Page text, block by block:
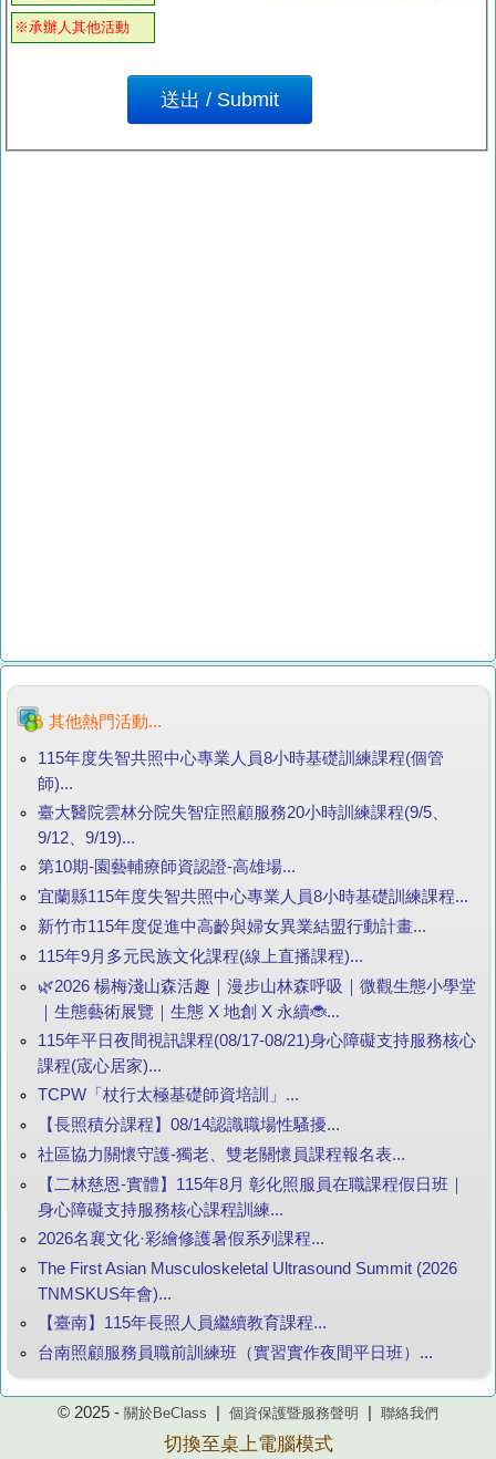
※承辦人其他活動
其他熱門活動...
115年度失智共照中心專業人員8小時基礎訓練課程(個管
師)...
臺大醫院雲林分院失智症照顧服務20小時訓練課程(9/5、
9/12、9/19)...
第10期-園藝輔療師資認證-高雄場...
宜蘭縣115年度失智共照中心專業人員8小時基礎訓練課程...
新竹市115年度促進中高齡與婦女異業結盟行動計畫...
115年9月多元民族文化課程(線上直播課程)...
🌿2026 楊梅淺山森活趣｜漫步山林森呼吸｜微觀生態小學堂
｜生態藝術展覽｜生態 X 地創 X 永續🐞...
115年平日夜間視訊課程(08/17-08/21)身心障礙支持服務核心
課程(宬心居家)...
TCPW「杖行太極基礎師資培訓」...
【長照積分課程】08/14認識職場性騷擾...
社區協力關懷守護-獨老、雙老關懷員課程報名表...
【二林慈恩-實體】115年8月 彰化照服員在職課程假日班｜
身心障礙支持服務核心課程訓練...
2026名襄文化·彩繪修護暑假系列課程...
The First Asian Musculoskeletal Ultrasound Summit (2026
TNMSKUS年會)...
【臺南】115年長照人員繼續教育課程...
台南照顧服務員職前訓練班（實習實作夜間平日班）...
© 2025 - 關於BeClass 個資保護暨服務聲明 聯絡我們
切換至桌上電腦模式